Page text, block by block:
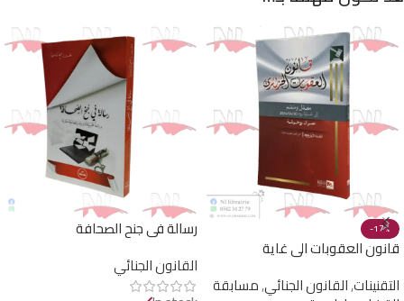
-17%
قانون العقوبات الى غاية
التقنينات,القانون الجنائي,مسابقة
رسالة في جنح الصحافة
القانون الجنائي